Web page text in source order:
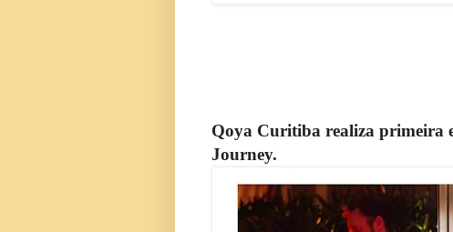
Qoya Curitiba realiza primeira
Journey.